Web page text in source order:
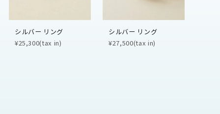
シルバー リング
¥25,300(tax in)
シルバー リング
¥27,500(tax in)